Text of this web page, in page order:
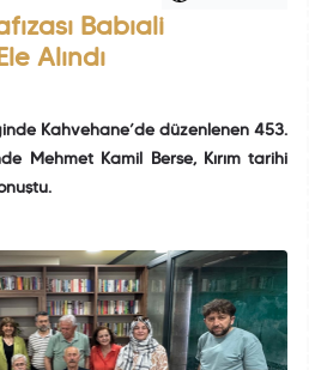
Babıali
Alındı
Kahvehane’de düzenlenen 453.
Mehmet Kamil Berse, Kırım tarihi